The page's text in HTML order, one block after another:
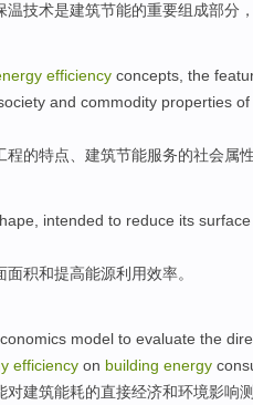
温技术是建筑节能的重要组成部分 ，
efficiency concepts the
and commodity properties of
程的特点 、建筑节能服务的社会属性
intended to reduce its surface
面积和提高能源利用效率。
model to evaluate the
efficiency on building energy
对建筑能耗的直接经济和环境影响